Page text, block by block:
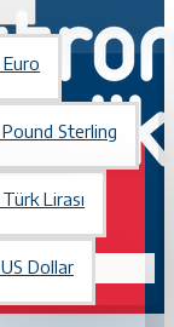
Euro
Pound Sterling
Türk Lirası
US Dollar